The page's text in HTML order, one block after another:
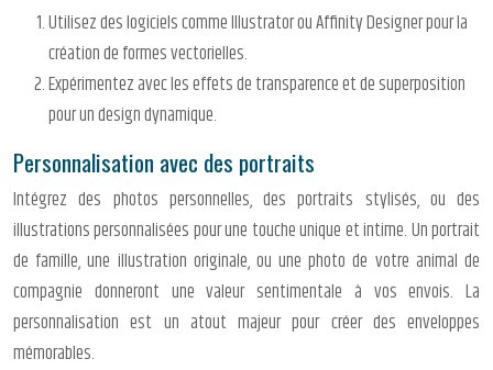
Utilisez des logiciels comme Illustrator ou Affinity Designer pour la
création de formes vectorielles.
Expérimentez avec les effets de transparence et de superposition
pour un design dynamique.
Personnalisation avec des portraits
Intégrez des photos personnelles, des portraits stylisés, ou des
illustrations personnalisées pour une touche unique et intime. Un portrait
de famille, une illustration originale, ou une photo de votre animal de
compagnie donneront une valeur sentimentale à vos envois. La
personnalisation est un atout majeur pour créer des enveloppes
mémorables.